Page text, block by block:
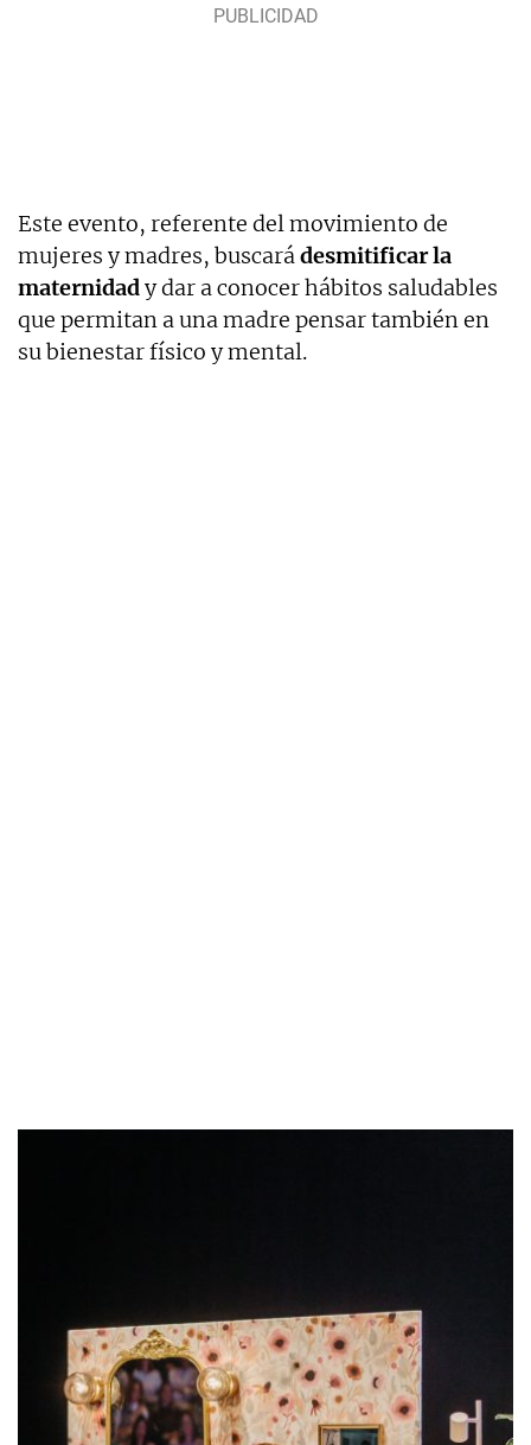
Este evento, referente del movimiento de
mujeres y madres, buscarádesmitificar la
maternidady dar a conocer hábitos saludables
que permitan a una madre pensar también en
su bienestar físico y mental.